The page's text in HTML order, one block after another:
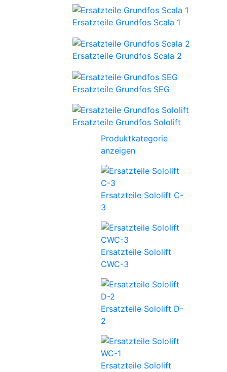
Ersatzteile Grundfos Scala 1
Ersatzteile Grundfos Scala 2
Ersatzteile Grundfos SEG
Ersatzteile Grundfos Sololift
Produktkategorie
anzeigen
Ersatzteile Sololift C-
3
Ersatzteile Sololift
CWC-3
Ersatzteile Sololift D-
2
Ersatzteile Sololift